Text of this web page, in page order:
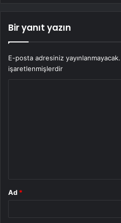
Bir yanıt yazın
E-posta adresiniz yayınlanmayacak.
işaretlenmişlerdir
Ad *